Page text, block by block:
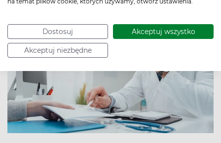
Dostosuj Akceptuj wszystko
Akceptuj niezbędne